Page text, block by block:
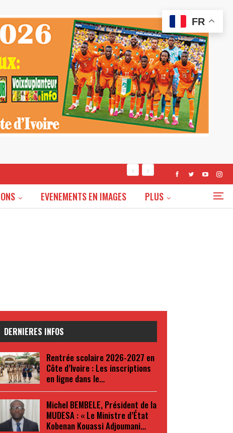
EVENEMENTS EN IMAGES PLUS
DERNIERES INFOS
Rentrée scolaire 2026-2027 en
Côte d’Ivoire : Les inscriptions
en ligne dans le…
Michel BEMBELE, Président de la
MUDESA : « Le Ministre d’État
Kobenan Kouassi Adjoumani…
FR